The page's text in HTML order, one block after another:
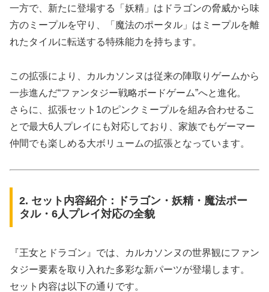
一方で、新たに登場する「妖精」はドラゴンの脅威から味
方のミープルを守り、「魔法のポータル」はミープルを離
れたタイルに転送する特殊能力を持ちます。
この拡張により、カルカソンヌは従来の陣取りゲームから
一歩進んだ“ファンタジー戦略ボードゲーム”へと進化。
さらに、拡張セット1のピンクミープルを組み合わせるこ
とで最大6人プレイにも対応しており、家族でもゲーマー
仲間でも楽しめる大ボリュームの拡張となっています。
2. セット内容紹介：ドラゴン・妖精・魔法ポー
タル・6人プレイ対応の全貌
『王女とドラゴン』では、カルカソンヌの世界観にファン
タジー要素を取り入れた多彩な新パーツが登場します。
セット内容は以下の通りです。